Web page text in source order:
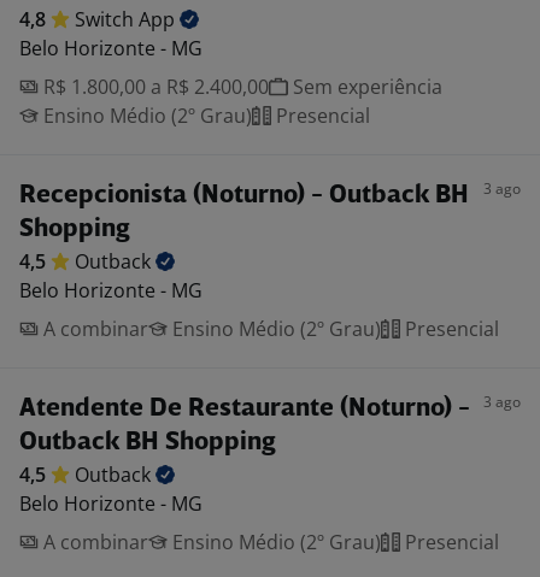
4,8 Switch App
Belo Horizonte - MG
R$ 1.800,00 a R$ 2.400,00
Sem experiência
Ensino Médio (2º Grau)
Presencial
Recepcionista (Noturno) - Outback BH
Shopping
3 ago
4,5
Outback
Belo Horizonte - MG
A combinar
Ensino Médio (2º Grau) Presencial
Atendente De Restaurante (Noturno) -
Outback BH Shopping
3 ago
4,5
Outback
Belo Horizonte - MG
A combinar
Ensino Médio (2º Grau) Presencial